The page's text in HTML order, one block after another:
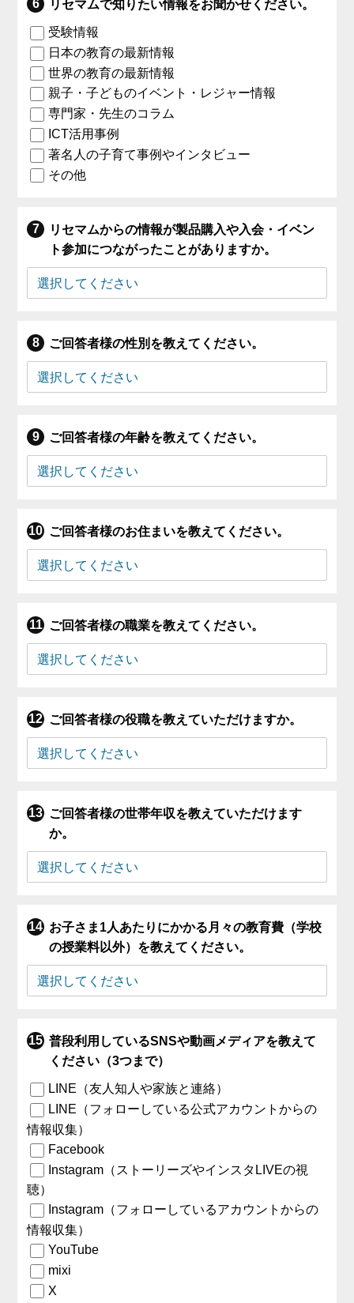
リセマムで知りたい情報をお聞かせください。
受験情報
日本の教育の最新情報
世界の教育の最新情報
親子・子どものイベント・レジャー情報
専門家・先生のコラム
ICT活用事例
著名人の子育て事例やインタビュー
その他
リセマムからの情報が製品購入や入会・イベン
ト参加につながったことがありますか。
ご回答者様の性別を教えてください。
ご回答者様の年齢を教えてください。
ご回答者様のお住まいを教えてください。
ご回答者様の職業を教えてください。
ご回答者様の役職を教えていただけますか。
ご回答者様の世帯年収を教えていただけます
か。
お子さま1人あたりにかかる月々の教育費（学校
の授業料以外）を教えてください。
普段利用しているSNSや動画メディアを教えて
ください（3つまで）
LINE（友人知人や家族と連絡）
LINE（フォローしている公式アカウントからの
情報収集）
Facebook
Instagram（ストーリーズやインスタLIVEの視
聴）
Instagram（フォローしているアカウントからの
情報収集）
YouTube
mixi
X